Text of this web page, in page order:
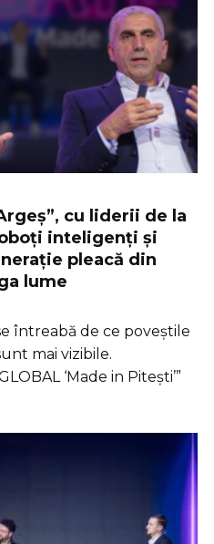
cu liderii de la
inteligenți și
pleacă din
lume
întreabă de ce poveștile
mai vizibile.
‘Made in Pitești’”